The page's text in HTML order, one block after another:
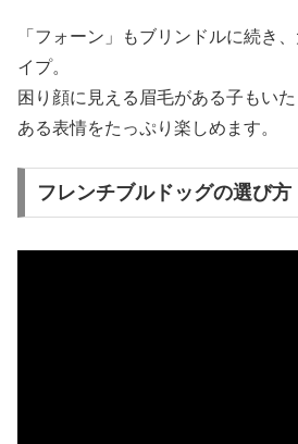
「フォーン」もブリンドルに続き
イプ。
困り顔に見える眉毛がある子もい
ある表情をたっぷり楽しめます。
フレンチブルドッグの選び方